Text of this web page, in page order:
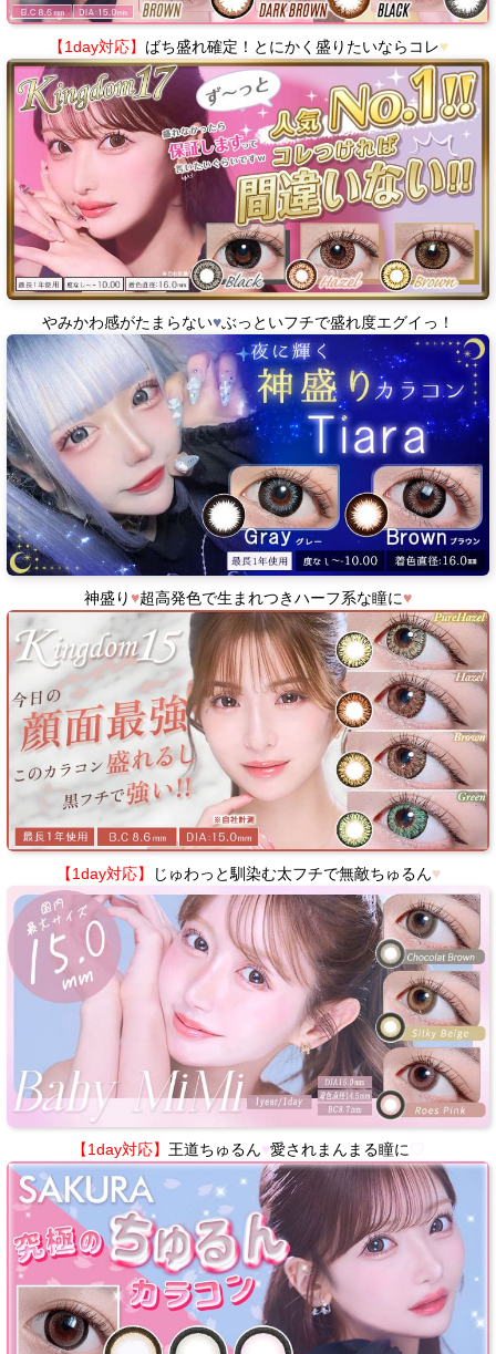
【1day対応】 ばち盛れ確定！とにかく盛りたいならコレ♥
やみかわ感がたまらない♥ぶっといフチで盛れ度エグイっ！
神盛り♥超高発色で生まれつきハーフ系な瞳に♥
【1day対応】 じゅわっと馴染む太フチで無敵ちゅるん♥
【1day対応】 王道ちゅるん♥愛されまんまる瞳に